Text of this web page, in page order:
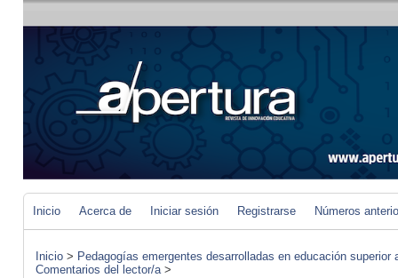
Inicio Acerca de Iniciar sesión Registrarse Números
Inicio > Pedagogías emergentes desarrolladas en educación
Comentarios del lector/a>